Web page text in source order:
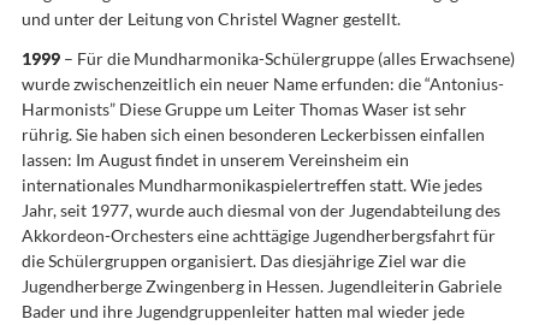
und unter der Leitung von Christel Wagner gestellt.
1999– Für die Mundharmonika-Schülergruppe (alles Erwachsene)
wurde zwischenzeitlich ein neuer Name erfunden: die “Antonius-
Harmonists” Diese Gruppe um Leiter Thomas Waser ist sehr
rührig. Sie haben sich einen besonderen Leckerbissen einfallen
lassen: Im August findet in unserem Vereinsheim ein
internationales Mundharmonikaspielertreffen statt. Wie jedes
Jahr, seit 1977, wurde auch diesmal von der Jugendabteilung des
Akkordeon-Orchesters eine achttägige Jugendherbergsfahrt für
die Schülergruppen organisiert. Das diesjährige Ziel war die
Jugendherberge Zwingenberg in Hessen. Jugendleiterin Gabriele
Bader und ihre Jugendgruppenleiter hatten mal wieder jede